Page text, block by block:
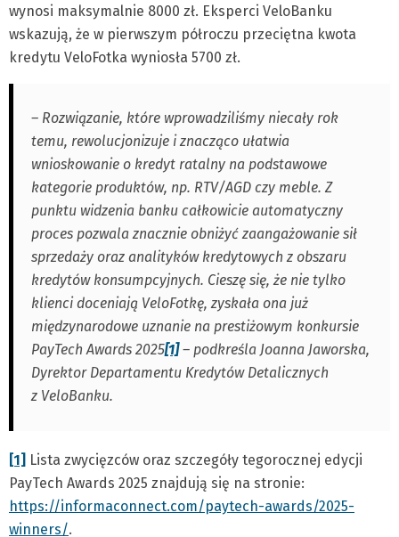
wynosi maksymalnie 8000 zł. Eksperci VeloBanku
wskazują, że w pierwszym półroczu przeciętna kwota
kredytu VeloFotka wyniosła 5700 zł.
– Rozwiązanie, które wprowadziliśmy niecały rok
temu, rewolucjonizuje i znacząco ułatwia
wnioskowanie o kredyt ratalny na podstawowe
kategorie produktów, np. RTV/AGD czy meble. Z
punktu widzenia banku całkowicie automatyczny
proces pozwala znacznie obniżyć zaangażowanie sił
sprzedaży oraz analityków kredytowych z obszaru
kredytów konsumpcyjnych. Cieszę się, że nie tylko
klienci doceniają VeloFotkę, zyskała ona już
międzynarodowe uznanie na prestiżowym konkursie
PayTech Awards 2025[1]– podkreśla Joanna Jaworska,
Dyrektor Departamentu Kredytów Detalicznych
z VeloBanku.
[1] Lista zwycięzców oraz szczegóły tegorocznej edycji
PayTech Awards 2025 znajdują się na stronie:
https://informaconnect.com/paytech-awards/2025-
winners/.